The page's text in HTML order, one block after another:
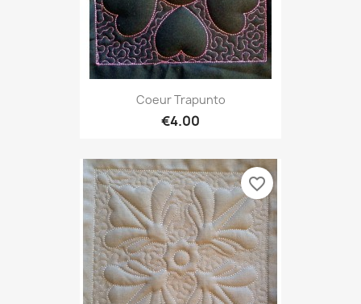
Coeur Trapunto
€4.00
favorite_border